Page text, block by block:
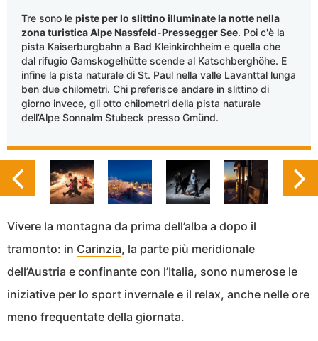
Tre sono le piste per lo slittino illuminate la notte nella
zona turistica Alpe Nassfeld-Pressegger See. Poi c'è la
pista Kaiserburgbahn a Bad Kleinkirchheim e quella che
dal rifugio Gamskogelhütte scende al Katschberghöhe. E
infine la pista naturale di St. Paul nella valle Lavanttal lunga
ben due chilometri. Chi preferisce andare in slittino di
giorno invece, gli otto chilometri della pista naturale
dell’Alpe Sonnalm Stubeck presso Gmünd.
Vivere la montagna da prima dell’alba a dopo il
tramonto: in Carinzia, la parte più meridionale
dell’Austria e confinante con l’Italia, sono numerose le
iniziative per lo sport invernale e il relax, anche nelle ore
meno frequentate della giornata.